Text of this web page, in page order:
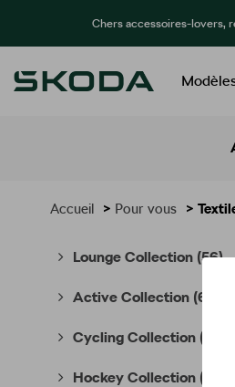
Chers accessoires-lovers,
Accueil > Pour vous >
Lounge Collection (56)
Active Collection (65)
Cycling Collection (49)
Hockey Collection (7)